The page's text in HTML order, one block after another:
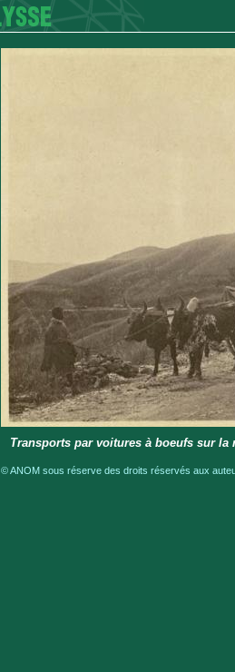
Transports par voitures à boeufs sur la
© ANOM sous réserve des droits réservés aux